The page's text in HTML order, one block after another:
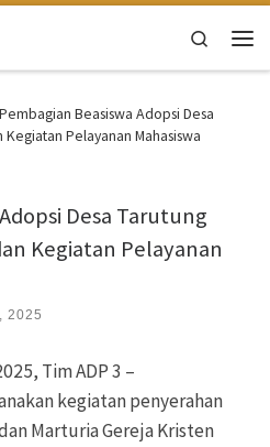
Search
Pembagian Beasiswa Adopsi Desa
Kegiatan Pelayanan Mahasiswa
Desa Tarutung
Kegiatan Pelayanan
2025
Tim ADP 3 –
kegiatan penyerahan
Marturia Gereja Kristen